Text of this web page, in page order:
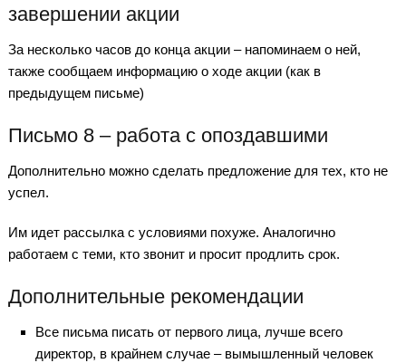
завершении акции
За несколько часов до конца акции – напоминаем о ней,
также сообщаем информацию о ходе акции (как в
предыдущем письме)
Письмо 8 – работа с опоздавшими
Дополнительно можно сделать предложение для тех, кто не
успел.
Им идет рассылка с условиями похуже. Аналогично
работаем с теми, кто звонит и просит продлить срок.
Дополнительные рекомендации
Все письма писать от первого лица, лучше всего
директор, в крайнем случае – вымышленный человек